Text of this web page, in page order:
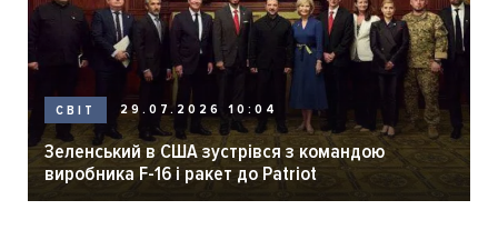
СВІТ 29.07.2026 10:04
Зеленський в США зустрівся з командою
виробника F-16 і ракет до Patriot